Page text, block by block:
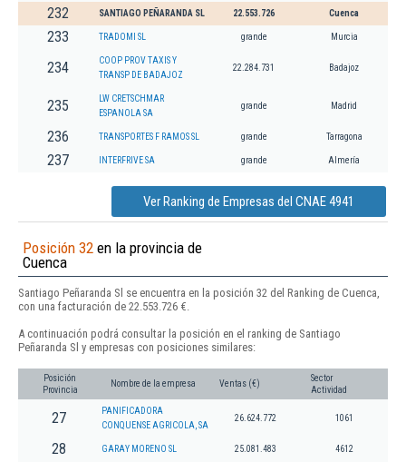
232 SANTIAGO PEÑARANDA SL 22.553.726 Cuenca
233 TRADOMI SL grande Murcia
234
COOP PROV TAXIS Y
TRANSP DE BADAJOZ
22.284.731 Badajoz
235
LW CRETSCHMAR
ESPANOLA SA
grande Madrid
236 TRANSPORTES F RAMOS SL grande Tarragona
237 INTERFRIVE SA grande Almería
Ver Ranking de Empresas del CNAE 4941
Posición 32 en la provincia de
Cuenca
Santiago Peñaranda Sl se encuentra en la posición 32 del Ranking de Cuenca,
con una facturación de 22.553.726 €.
A continuación podrá consultar la posición en el ranking de Santiago
Peñaranda Sl y empresas con posiciones similares:
Posición
Provincia
Nombre de la empresa Ventas (€)
Sector
Actividad
27
PANIFICADORA
CONQUENSE AGRICOLA, SA
26.624.772 1061
28 GARAY MORENO SL 25.081.483 4612